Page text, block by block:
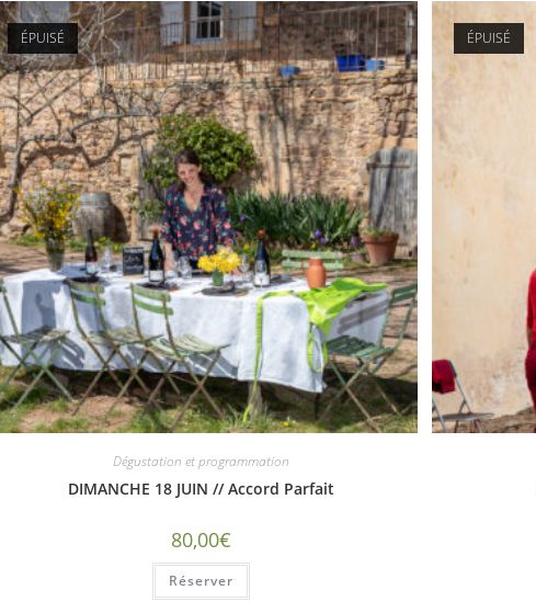
ÉPUISÉ
Dégustation et programmation
DIMANCHE 18 JUIN // Accord Parfait
80,00€
Réserver
ÉPUISÉ